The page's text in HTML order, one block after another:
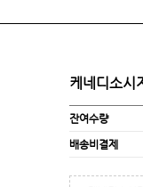
케네디소
잔여수량
배송비결제